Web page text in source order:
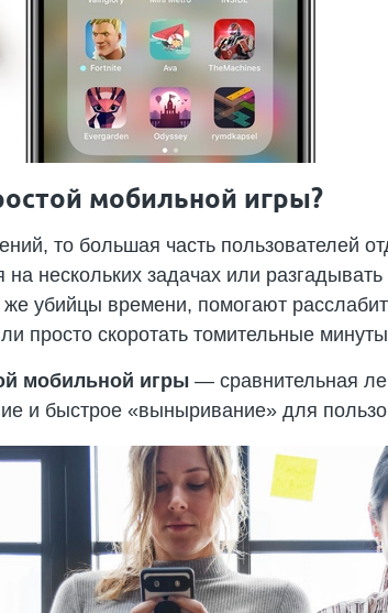
мобильной игры?
то большая часть пользователей
на нескольких задачах или
убийцы времени, помогают
просто скоротать томительные
мобильной игры — сравнительная
и быстрое «выныривание» для